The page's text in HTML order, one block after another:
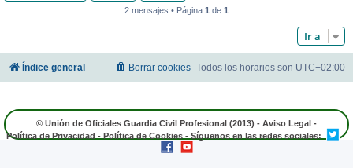
2 mensajes • Página 1 de 1
Ir a
Índice general Todos los horarios son UTC+02:00
Borrar cookies
© Unión de Oficiales Guardia Civil Profesional (2013) - Aviso Legal -
Política de Privacidad - Política de Cookies - Síguenos en las redes sociales: